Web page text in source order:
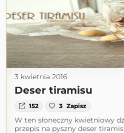
3 kwietnia 2016
Deser tiramisu
152 3 Zapisz
W ten słoneczny kwietniowy
przepis na pyszny deser